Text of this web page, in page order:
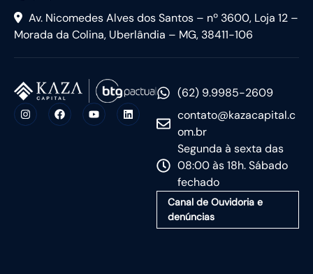
Av. Nicomedes Alves dos Santos – nº 3600, Loja 12 –
Morada da Colina, Uberlândia – MG, 38411-106
(62) 9.9985-2609
contato@kazacapital.c
om.br
Segunda à sexta das
08:00 às 18h. Sábado
fechado
Canal de Ouvidoria e
denúncias